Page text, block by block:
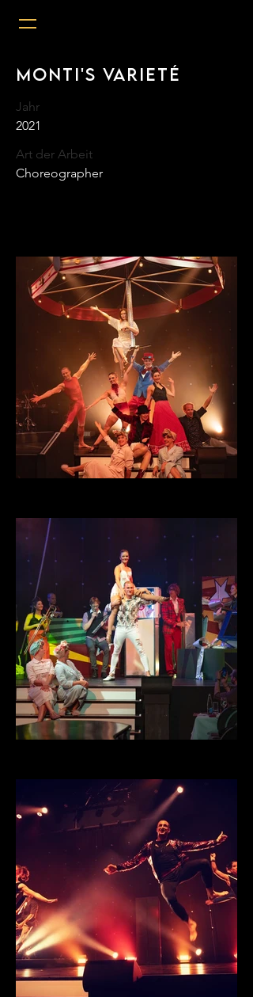
Monti's Varieté
Jahr
2021
Art der Arbeit
Choreographer